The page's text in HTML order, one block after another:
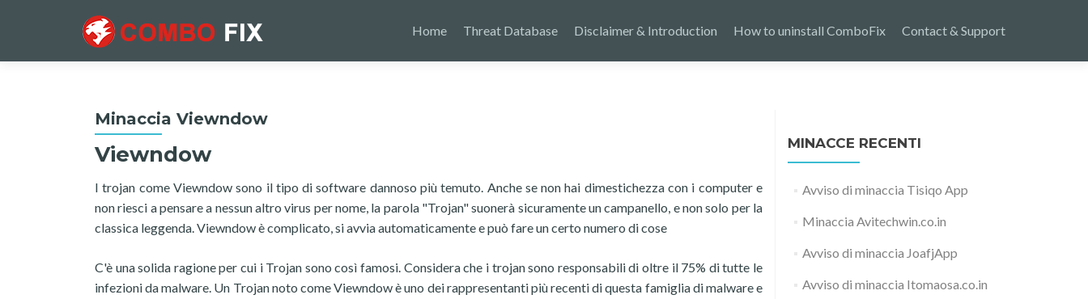
Home Threat Database Disclaimer & Introduction How to uninstall ComboFix Contact & Support
Minaccia Viewndow
Viewndow
I trojan come Viewndow sono il tipo di software dannoso più temuto. Anche se non hai dimestichezza con i computer e
non riesci a pensare a nessun altro virus per nome, la parola "Trojan" suonerà sicuramente un campanello, e non solo per la
classica leggenda. Viewndow è complicato, si avvia automaticamente e può fare un certo numero di cose
C'è una solida ragione per cui i Trojan sono così famosi. Considera che i trojan sono responsabili di oltre il 75% di tutte le
infezioni da malware. Un Trojan noto come Viewndow è uno dei rappresentanti più recenti di questa famiglia di malware e
MINACCE RECENTI
Avviso di minaccia Tisiqo App
Minaccia Avitechwin.co.in
Avviso di minaccia JoafjApp
Avviso di minaccia Itomaosa.co.in